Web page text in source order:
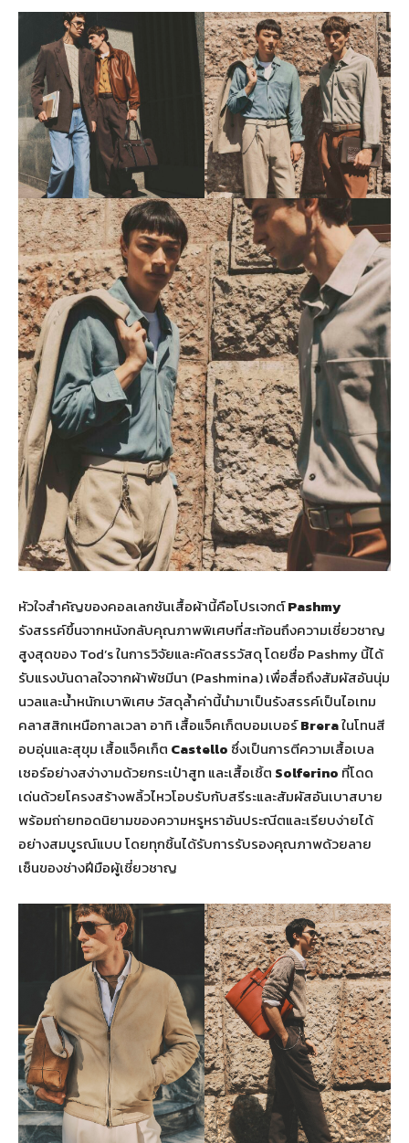
หัวใจสำคัญของคอลเลกชันเสื้อผ้านี้คือโปรเจกต์Pashmy
รังสรรค์ขึ้นจากหนังกลับคุณภาพพิเศษที่สะท้อนถึงความเชี่ยวชาญ
สูงสุดของ Tod’s ในการวิจัยและคัดสรรวัสดุ โดยชื่อ Pashmy นี้ได้
รับแรงบันดาลใจจากผ้าพัชมีนา (Pashmina) เพื่อสื่อถึงสัมผัสอันนุ่ม
นวลและน้ำหนักเบาพิเศษ วัสดุล้ำค่านี้นำมาเป็นรังสรรค์เป็นไอเทม
คลาสสิกเหนือกาลเวลา อาทิ เสื้อแจ็คเก็ตบอมเบอร์Breraในโทนสี
อบอุ่นและสุขุม เสื้อแจ็คเก็ต Castello ซึ่งเป็นการตีความเสื้อเบล
เซอร์อย่างสง่างามด้วยกระเป๋าสูท และเสื้อเชิ้ต Solferino ที่โดด
เด่นด้วยโครงสร้างพลิ้วไหวโอบรับกับสรีระและสัมผัสอันเบาสบาย
พร้อมถ่ายทอดนิยามของความหรูหราอันประณีตและเรียบง่ายได้
อย่างสมบูรณ์แบบ โดยทุกชิ้นได้รับการรับรองคุณภาพด้วยลาย
เซ็นของช่างฝีมือผู้เชี่ยวชาญ